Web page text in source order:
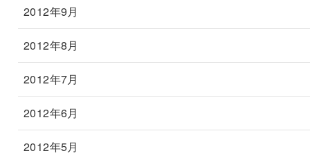
2012年9月
2012年8月
2012年7月
2012年6月
2012年5月